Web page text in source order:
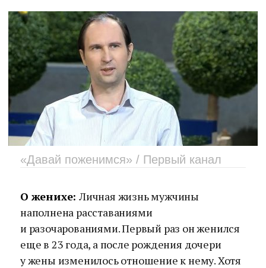
«Давай поженимся» / Первый канал
О женихе: Личная жизнь мужчины
наполнена расставаниями
и разочарованиями. Первый раз он женился
еще в 23 года, а после рождения дочери
у жены изменилось отношение к нему. Хотя